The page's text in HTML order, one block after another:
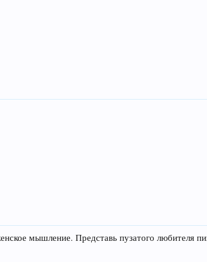
мышление. Представь пузатого любителя